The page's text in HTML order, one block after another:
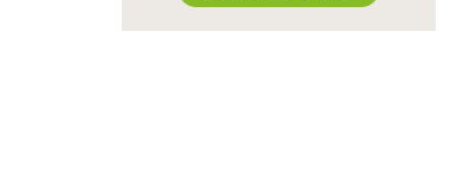
Ingeborg Berger